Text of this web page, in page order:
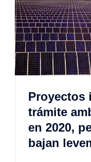
Proyectos
trámite
en 2020,
bajan